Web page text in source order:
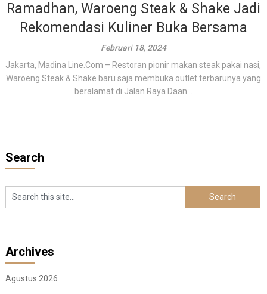
Ramadhan, Waroeng Steak & Shake Jadi
Rekomendasi Kuliner Buka Bersama
Februari 18, 2024
Jakarta, Madina Line.Com – Restoran pionir makan steak pakai nasi,
Waroeng Steak & Shake baru saja membuka outlet terbarunya yang
beralamat di Jalan Raya Daan...
Search
Archives
Agustus 2026